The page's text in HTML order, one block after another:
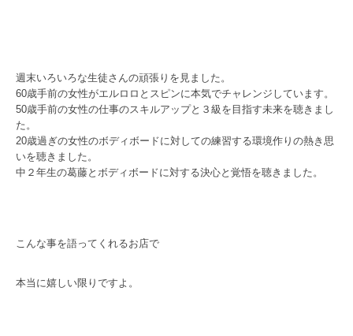
週末いろいろな生徒さんの頑張りを見ました。
60歳手前の女性がエルロロとスピンに本気でチャレンジしています。
50歳手前の女性の仕事のスキルアップと３級を目指す未来を聴きまし
た。
20歳過ぎの女性のボディボードに対しての練習する環境作りの熱き思
いを聴きました。
中２年生の葛藤とボディボードに対する決心と覚悟を聴きました。
こんな事を語ってくれるお店で
本当に嬉しい限りですよ。